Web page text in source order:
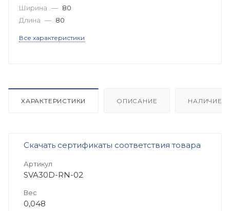
Ширина — 80
Длина — 80
Все характеристики
ХАРАКТЕРИСТИКИ ОПИСАНИЕ НАЛИЧИЕ
Скачать сертификаты соответствия товара
Артикул
SVA30D-RN-02
Вес
0,048